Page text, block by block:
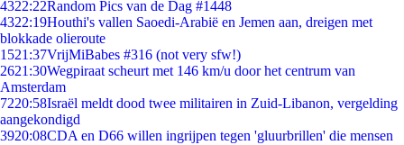
4322:22Random Pics van de Dag #1448
4322:19Houthi's vallen Saoedi-Arabië en Jemen aan, dreigen met
blokkade olieroute
1521:37VrijMiBabes #316 (not very sfw!)
2621:30Wegpiraat scheurt met 146 km/u door het centrum van
Amsterdam
7220:58Israël meldt dood twee militairen in Zuid-Libanon, vergelding
aangekondigd
3920:08CDA en D66 willen ingrijpen tegen 'gluurbrillen' die mensen